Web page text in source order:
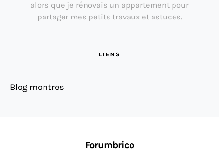
alors que je rénovais un appartement pour
partager mes petits travaux et astuces.
LIENS
Blog montres
Forumbrico